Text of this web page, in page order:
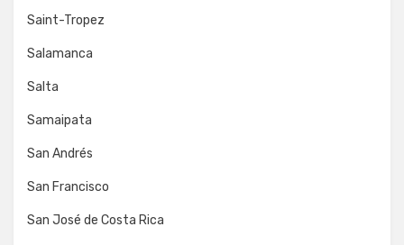
Saint-Tropez
Salamanca
Salta
Samaipata
San Andrés
San Francisco
San José de Costa Rica